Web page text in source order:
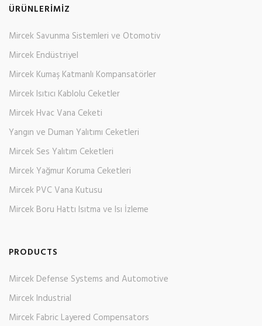
ÜRÜNLERIMIZ
Mircek Savunma Sistemleri ve Otomotiv
Mircek Endüstriyel
Mircek Kumaş Katmanlı Kompansatörler
Mircek Isıtıcı Kablolu Ceketler
Mircek Hvac Vana Ceketi
Yangın ve Duman Yalıtımı Ceketleri
Mircek Ses Yalıtım Ceketleri
Mircek Yağmur Koruma Ceketleri
Mircek PVC Vana Kutusu
Mircek Boru Hattı Isıtma ve Isı İzleme
PRODUCTS
Mircek Defense Systems and Automotive
Mircek Industrial
Mircek Fabric Layered Compensators